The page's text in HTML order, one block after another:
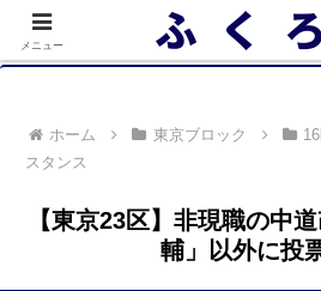
落選者一覧 政党
ホーム 東京ブロック
スタンス
【東京23区】非現職の中
輔」以外に投
メニュー